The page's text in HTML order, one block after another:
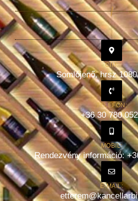
CÍM:
Somlójenő, hrsz
TELEFON:
+36 30 780
MOBIL:
Rendezvény információ:
E-MAIL: